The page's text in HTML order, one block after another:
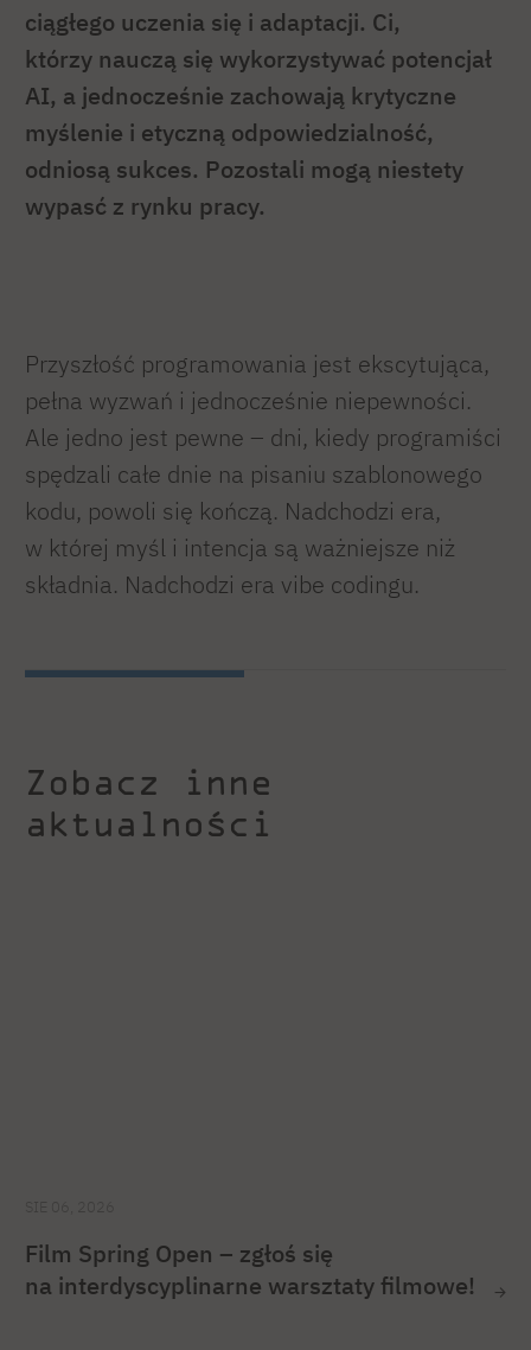
ciągłego uczenia się i adaptacji. Ci,
którzy nauczą się wykorzystywać potencjał
AI, a jednocześnie zachowają krytyczne
myślenie i etyczną odpowiedzialność,
odniosą sukces. Pozostali mogą niestety
wypasć z rynku pracy.
Przyszłość programowania jest ekscytująca,
pełna wyzwań i jednocześnie niepewności.
Ale jedno jest pewne – dni, kiedy programiści
spędzali całe dnie na pisaniu szablonowego
kodu, powoli się kończą. Nadchodzi era,
w której myśl i intencja są ważniejsze niż
składnia. Nadchodzi era vibe codingu.
Zobacz inne
aktualności
Film Spring Open – zgłoś się
na interdyscyplinarne warsztaty filmowe!